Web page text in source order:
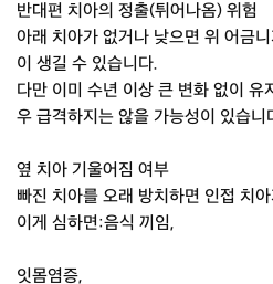
반대편 치아의 정출(튀어나옴) 위험
아래 치아가 없거나 낮으면 위 어금
이 생길 수 있습니다.
다만 이미 수년 이상 큰 변화 없이 유
우 급격하지는 않을 가능성이 있습니
옆 치아 기울어짐 여부
빠진 치아를 오래 방치하면 인접 치
이게 심하면:음식 끼임,
잇몸염증,